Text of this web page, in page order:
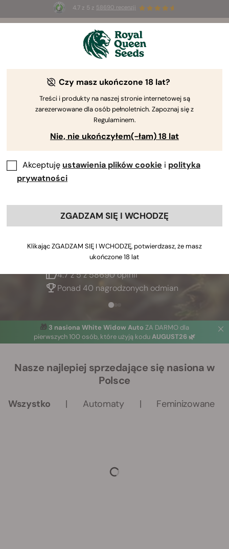
4.7 z 5 z 58690 recenzji
Nasiona marihuany
premium
Odkryj naszą starannie wybraną kolekcję nasion Autoflower,
Feminizowanych, CBD i Hybryd F1, uprawianych organicznie i o
optymalnej zdolności kiełkowania.
Największy bank nasion w Europie
4.7 z 5 z 58690 opinii
Ponad 40 nagrodzonych odmian
🎁 3 nasiona White Widow Auto ZA DARMO dla
pierwszych 100 osób, które użyją koduAUGUST26 🌿
Nasze najlepiej sprzedające się nasiona w
Polsce
Wszystko Automaty Feminizowane
Czy masz ukończone 18 lat?
Treści i produkty na naszej stronie internetowej są
zarezerwowane dla osób pełnoletnich. Zapoznaj się z
Regulaminem.
Nie, nie ukończyłem(-łam) 18 lat
Akceptuję ustawienia plików cookie i polityka
prywatności
ZGADZAM SIĘ I WCHODZĘ
Klikając ZGADZAM SIĘ I WCHODZĘ, potwierdzasz, że masz
ukończone 18 lat